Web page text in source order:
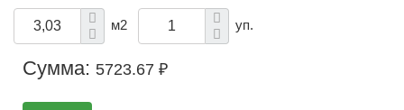
м2 уп.
Сумма: 5723.67 ₽